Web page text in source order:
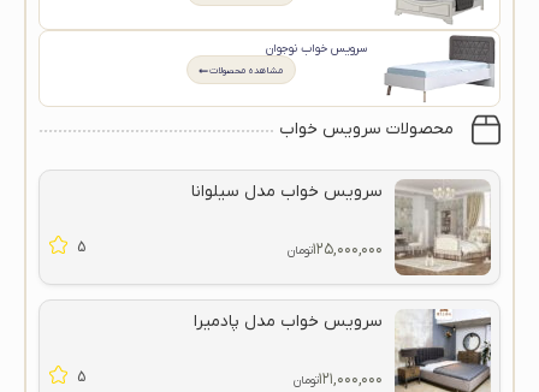
سرویس خواب نوجوان
مشاهده محصولات
محصولات سرویس خواب
سرویس خواب مدل سیلوانا
۱۲۵,۰۰۰,۰۰۰تومان 5
سرویس خواب مدل پادمیرا
۱۲۱,۰۰۰,۰۰۰تومان 5